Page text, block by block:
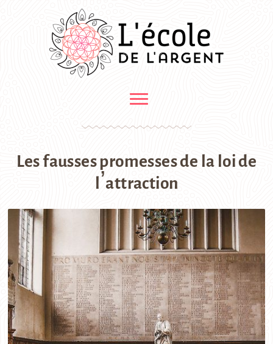
Les fausses promesses de la loi de
l’attraction